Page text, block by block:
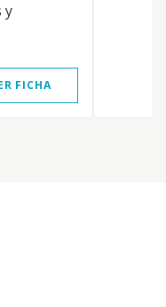
y
FICHA